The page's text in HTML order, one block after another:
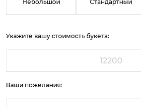
Небольшой Стандартный
Укажите вашу стоимость букета:
Ваши пожелания: